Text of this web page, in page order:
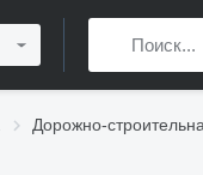
Дорожно-